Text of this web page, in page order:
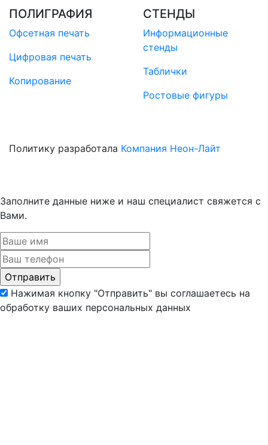
ПОЛИГРАФИЯ
Офсетная печать
Цифровая печать
Копирование
СТЕНДЫ
Информационные
стенды
Таблички
Ростовые фигуры
Политику разработала Компания Неон-Лайт
Заполните данные ниже и наш специалист свяжется с
Вами.
Нажимая кнопку "Отправить" вы соглашаетесь на
обработку ваших персональных данных